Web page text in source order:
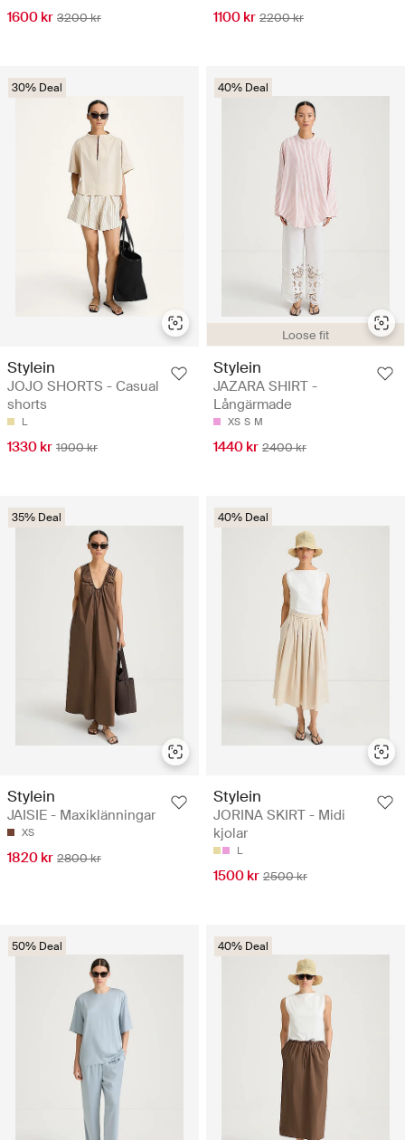
1600 kr 3200 kr 1100 kr 2200 kr
30% Deal
Stylein
JOJO SHORTS - Casual
shorts
L
1330 kr 1900 kr
Loose fit
40% Deal
Stylein
JAZARA SHIRT -
Långärmade
XS S M
1440 kr 2400 kr
35% Deal
Stylein
JAISIE - Maxiklänningar
XS
1820 kr 2800 kr
40% Deal
Stylein
JORINA SKIRT - Midi
kjolar
L
1500 kr 2500 kr
50% Deal 40% Deal